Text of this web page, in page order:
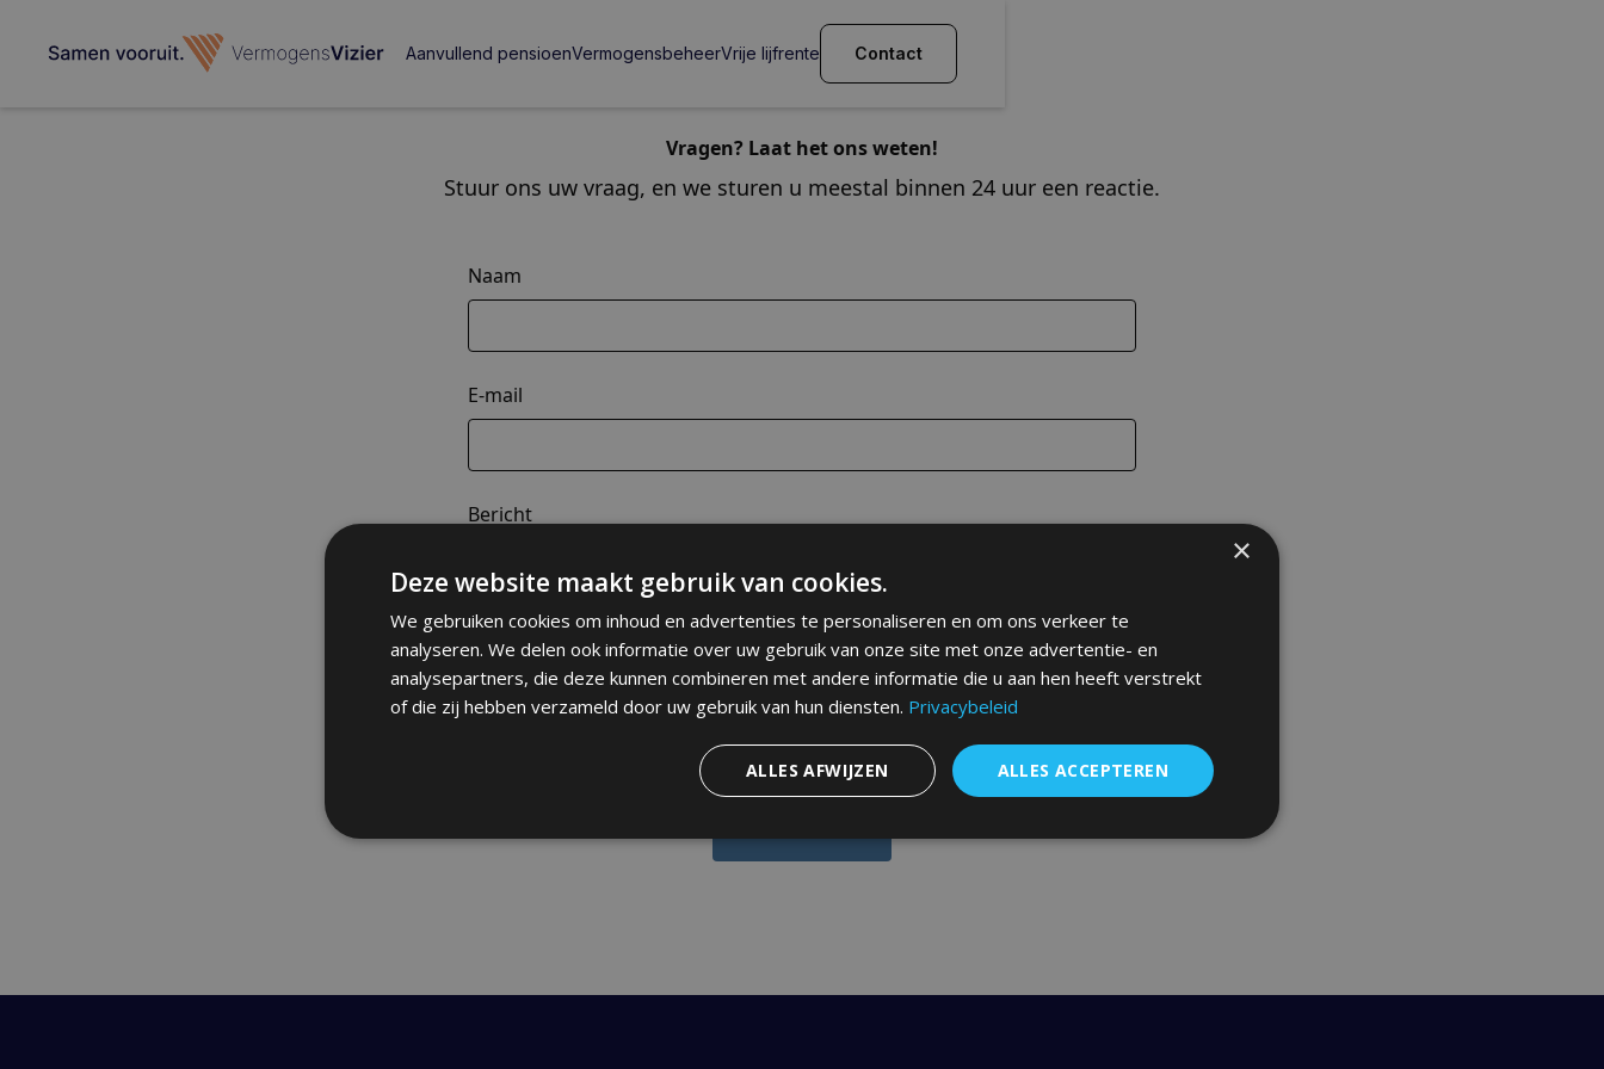
Aanvullend pensioenVermogensbeheerVrije lijfrente Contact
Vragen? Laat het ons weten!
Stuur ons uw vraag, en we sturen u meestal binnen 24 uur een reactie.
Naam
E-mail
Bericht
×
Deze website maakt gebruik van cookies.
We gebruiken cookies om inhoud en advertenties te personaliseren en om ons verkeer te
analyseren. We delen ook informatie over uw gebruik van onze site met onze advertentie- en
analysepartners, die deze kunnen combineren met andere informatie die u aan hen heeft verstrekt
of die zij hebben verzameld door uw gebruik van hun diensten. Privacybeleid
ALLES ACCEPTEREN
ALLES AFWIJZEN